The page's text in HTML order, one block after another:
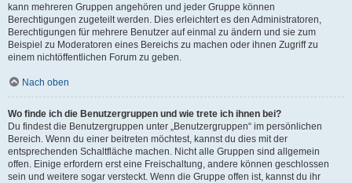
kann mehreren Gruppen angehören und jeder Gruppe können
Berechtigungen zugeteilt werden. Dies erleichtert es den Administratoren,
Berechtigungen für mehrere Benutzer auf einmal zu ändern und sie zum
Beispiel zu Moderatoren eines Bereichs zu machen oder ihnen Zugriff zu
einem nichtöffentlichen Forum zu geben.
Nach oben
Wo finde ich die Benutzergruppen und wie trete ich ihnen bei?
Du findest die Benutzergruppen unter „Benutzergruppen“ im persönlichen
Bereich. Wenn du einer beitreten möchtest, kannst du dies mit der
entsprechenden Schaltfläche machen. Nicht alle Gruppen sind allgemein
offen. Einige erfordern erst eine Freischaltung, andere können geschlossen
sein und weitere sogar versteckt. Wenn die Gruppe offen ist, kannst du ihr